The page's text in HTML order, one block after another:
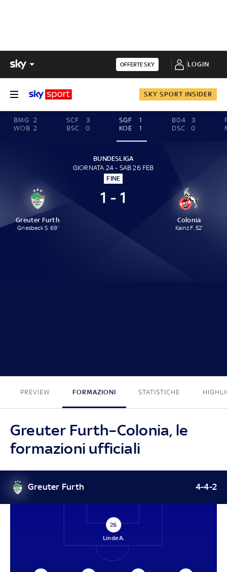
OFFERTE SKY LOGIN
SKY SPORT INSIDER
BMG 2
WOB 2
SCF
3
BSC
0
SGF
1
KOE
1
B04
3
DSC
0
BUNDESLIGA
GIORNATA 24 - SAB 26 FEB
FINE
Greuter Furth
Griesbeck S. 69'
1 - 1
Colonia
Kainz F. 52'
PREVIEW FORMAZIONI STATISTICHE
Greuter Furth–Colonia, le
formazioni ufficiali
Greuter Furth 4-4-2
26
Linde A.